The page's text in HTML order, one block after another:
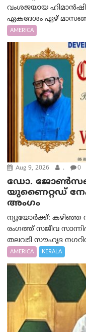
വംശജയായ
ഏകദേശം ഏഴ്
AMERICA
Aug 9, 2026 . 0
ഡോ. ജോൺസൺ
യുണൈറ്റഡ്
അംഗം
ന്യൂയോര്‍ക്ക്: കഴിഞ്ഞ
രംഗത്ത് സജീവ
തലവടി സൗഹൃദ
AMERICA KERALA